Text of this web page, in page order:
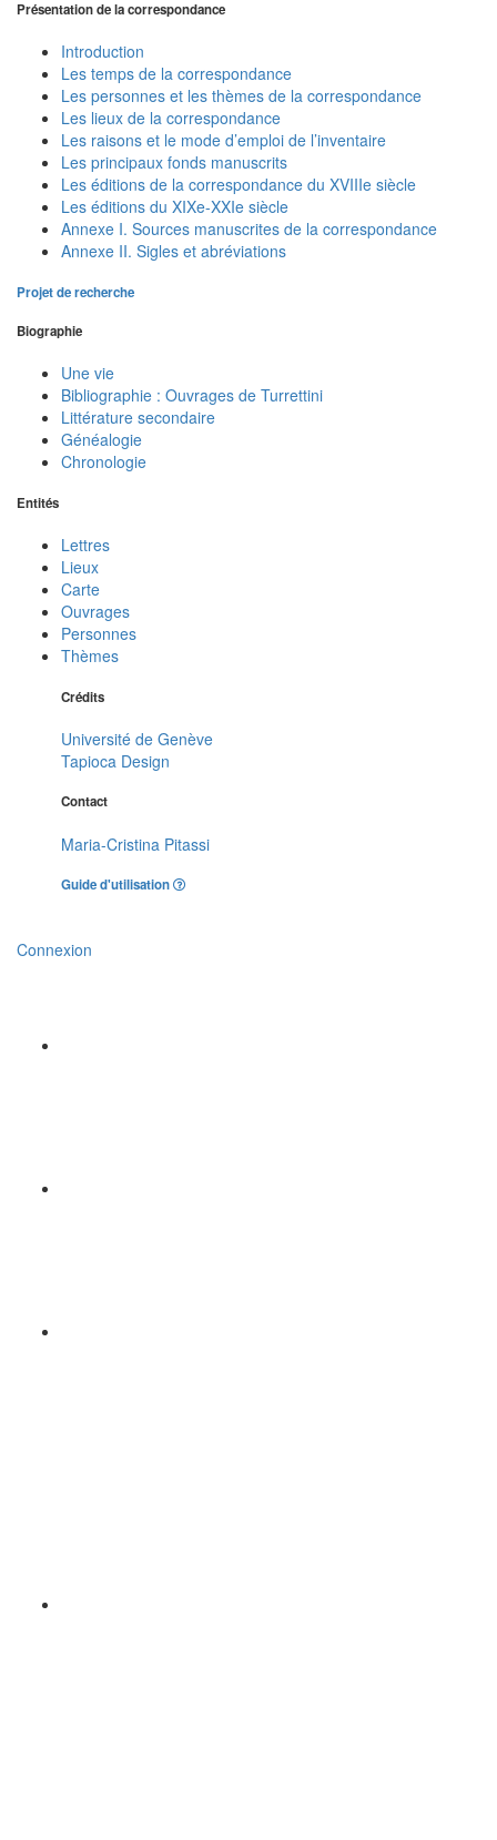
Présentation de la correspondance
Introduction
Les temps de la correspondance
Les personnes et les thèmes de la correspondance
Les lieux de la correspondance
Les raisons et le mode d’emploi de l’inventaire
Les principaux fonds manuscrits
Les éditions de la correspondance du XVIIIe siècle
Les éditions du XIXe-XXIe siècle
Annexe I. Sources manuscrites de la correspondance
Annexe II. Sigles et abréviations
Projet de recherche
Biographie
Une vie
Bibliographie : Ouvrages de Turrettini
Littérature secondaire
Généalogie
Chronologie
Entités
Lettres
Lieux
Carte
Ouvrages
Personnes
Thèmes
Crédits
Université de Genève
Tapioca Design
Contact
Maria-Cristina Pitassi
Guide d'utilisation
Connexion